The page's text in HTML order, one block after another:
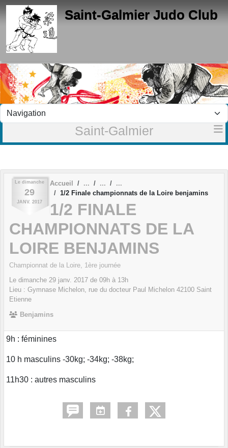
Saint-Galmier Judo Club
Saint-Galmier
Le dimanche
29
JANV. 2017
Accueil
1/2 Finale championnats de la Loire benjamins
1/2 FINALE
CHAMPIONNATS DE LA
LOIRE BENJAMINS
Championnat de la Loire, 1ère journée
Le dimanche 29 janv. 2017 de 09h à 13h
Lieu : Gymnase Michelon, rue du docteur Paul Michelon 42100 Saint
Etienne
Benjamins
9h : féminines
10 h masculins -30kg; -34kg; -38kg;
11h30 : autres masculins
Panneau de gestion des cookies